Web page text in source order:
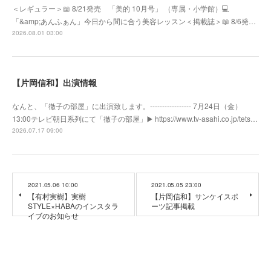
＜レギュラー＞📖 8/21発売 「美的 10月号」 （専属・小学館）💻
「&amp;あんふぁん」今日から間に合う美容レッスン＜掲載誌＞📖 8/6発…
2026.08.01 03:00
【片岡信和】出演情報
なんと、「徹子の部屋」に出演致します。----------------- 7月24日（金）
13:00テレビ朝日系列にて「徹子の部屋」▶️ https://www.tv-asahi.co.jp/tets…
2026.07.17 09:00
2021.05.06 10:00
【有村実樹】実樹
STYLE×HABAのインスタラ
イブのお知らせ
2021.05.05 23:00
【片岡信和】サンケイスポ
ーツ記事掲載